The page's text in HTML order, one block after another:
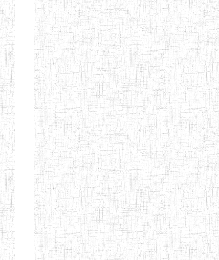
Etablissements
d'enseignement
normal
ENI
Chercher:
Effacer les filtres
Denomination
Type